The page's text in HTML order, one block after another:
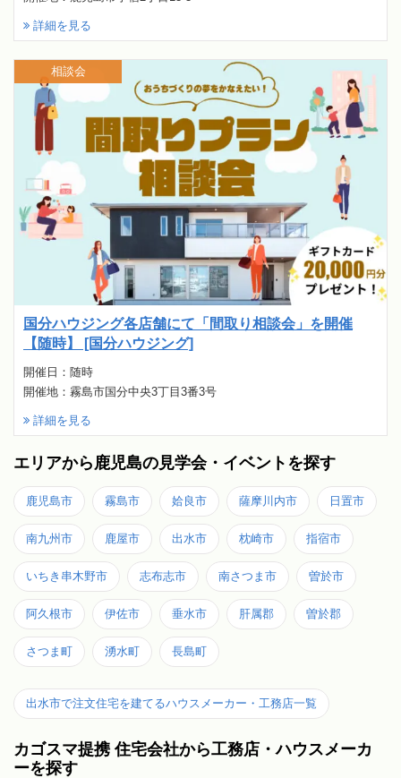
詳細を見る
国分ハウジング各店舗にて「間取り相談会」を開催
【随時】 [国分ハウジング]
開催日：随時
開催地：霧島市国分中央3丁目3番3号
詳細を見る
相談会
エリアから鹿児島の見学会・イベントを探す
鹿児島市 霧島市 姶良市 薩摩川内市 日置市
南九州市 鹿屋市 出水市 枕崎市 指宿市
いちき串木野市 志布志市 南さつま市 曽於市
阿久根市 伊佐市 垂水市 肝属郡 曽於郡
さつま町 湧水町 長島町
出水市で注文住宅を建てるハウスメーカー・工務店一覧
カゴスマ提携 住宅会社から工務店・ハウスメーカ
ーを探す